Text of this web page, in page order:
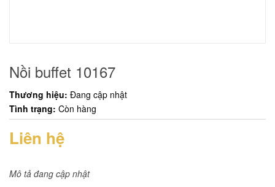
Nồi buffet 10167
Thương hiệu: Đang cập nhật
Tình trạng: Còn hàng
Liên hệ
Mô tả đang cập nhật